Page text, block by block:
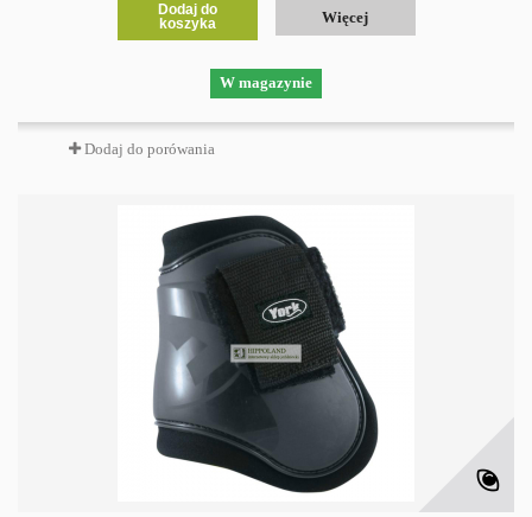
Dodaj do
koszyka
Więcej
W magazynie
Dodaj do porówania